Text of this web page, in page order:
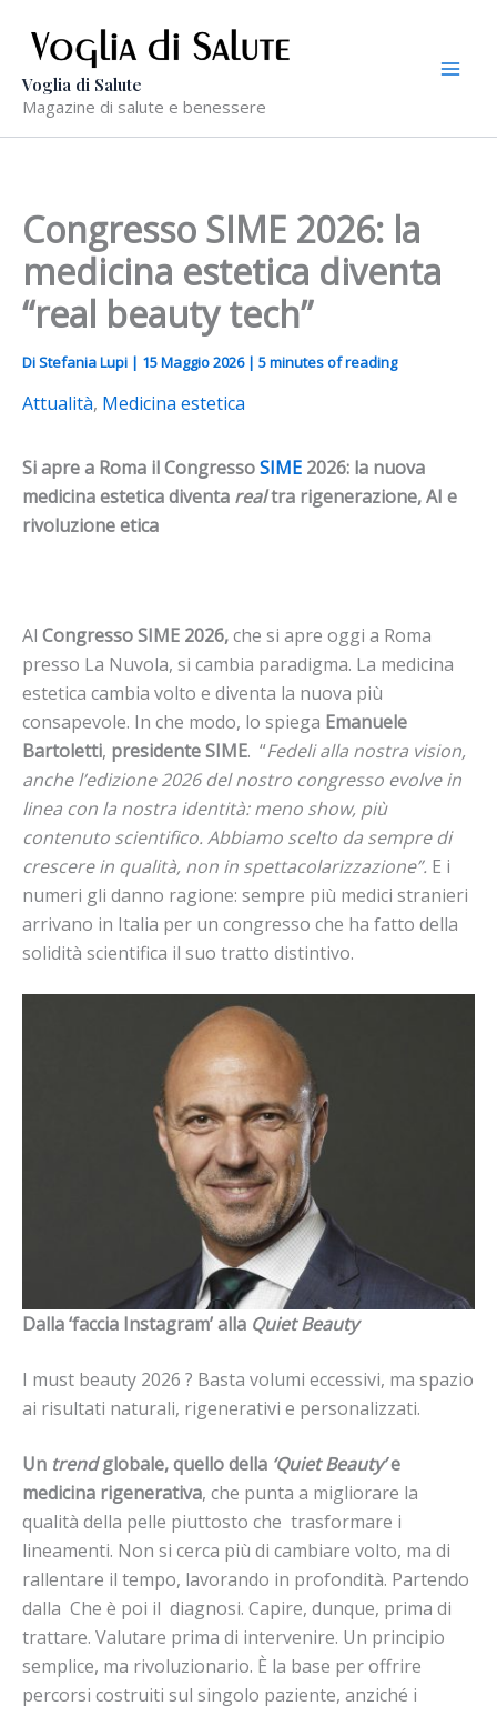
contenuto
Voglia di Salute
Magazine di salute e benessere
Congresso SIME 2026: la
medicina estetica diventa
“real beauty tech”
DiStefania Lupi | 15 Maggio 2026 | 5 minutes of reading
Attualità, Medicina estetica
Si apre a Roma il CongressoSIME 2026: la nuova
medicina estetica diventa realtra rigenerazione, AI e
rivoluzione etica
Al Congresso SIME 2026,che si apre oggi a Roma
presso La Nuvola, si cambia paradigma. La medicina
estetica cambia volto e diventa la nuova più
consapevole. In che modo, lo spiega Emanuele
Bartoletti, presidente SIME. “Fedeli alla nostra vision,
anche l’edizione 2026 del nostro congresso evolve in
linea con la nostra identità: meno show, più
contenuto scientifico. Abbiamo scelto da sempre di
crescere in qualità, non in spettacolarizzazione”. E i
numeri gli danno ragione: sempre più medici stranieri
arrivano in Italia per un congresso che ha fatto della
solidità scientifica il suo tratto distintivo.
Dalla ‘faccia Instagram’ alla Quiet Beauty
I must beauty 2026 ? Basta volumi eccessivi, ma spazio
ai risultati naturali, rigenerativi e personalizzati.
Un trendglobale, quello della ‘Quiet Beauty’e
medicina rigenerativa, che punta a migliorare la
qualità della pelle piuttosto che trasformare i
lineamenti. Non si cerca più di cambiare volto, ma di
rallentare il tempo, lavorando in profondità. Partendo
dalla Che è poi il diagnosi. Capire, dunque, prima di
trattare. Valutare prima di intervenire. Un principio
semplice, ma rivoluzionario. È la base per offrire
percorsi costruiti sul singolo paziente, anziché i